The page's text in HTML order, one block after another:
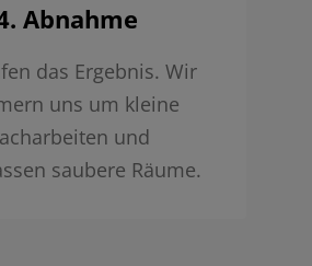
Abnahme
das Ergebnis. Wir
uns um kleine
und
saubere Räume.